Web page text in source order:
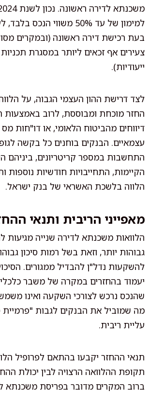
בעת רכישת דירה ראשונה (ובמקרים
צעירים אף זכאים ליותר במסגרת
ייעודיות).
לצד דרישת ההון העצמי הגבוה, על
החזר מוכחת ומבוססת, לרוב באמצעות
דיווחים מהביטוח הלאומי, או דו"חות
עצמאיים. הבנקים בוחנים כל בקשה
התחשבות במספר קריטריונים, ביניהם
הקיימות, התחייבויות חודשיות נוספות
הלווה בלשכת האשראי של בנק ישראל.
מאפייני הריבית ותנאי
הלוואות משכנתא לדירה שנייה מגיעות
גבוהות יותר, וזאת בשל רמות סיכון
להשקעות נדל"ן להבדיל ממגורים.
יעמוד בהחזרים במקרה של משבר
שהנכס נרכש לצורכי השקעה ואינו משמש
מה שמוביל את הבנקים לגבות "פרמיית
עליית ריבית.
תנאי ההחזר יקבעו בהתאם לפרופיל
תקופת ההלוואה הרצויה לבין יכולת